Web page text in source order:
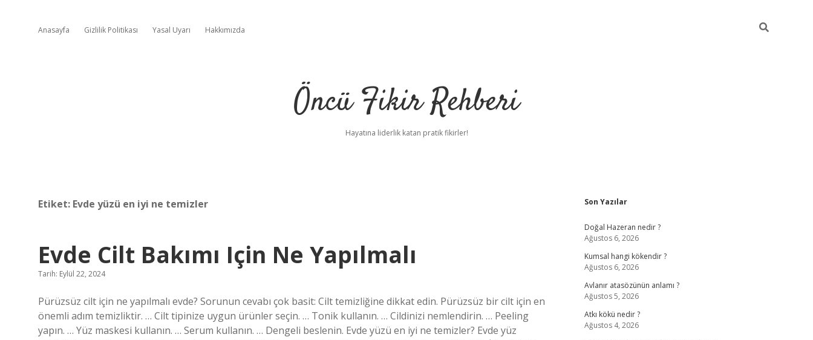
Anasayfa Gizlilik Politikası Yasal Uyarı Hakkımızda
Öncü Fikir Rehberi
Hayatına liderlik katan pratik fikirler!
Etiket: Evde yüzü en iyi ne temizler
Evde Cilt Bakımı Için Ne Yapılmalı
Tarih: Eylül 22, 2024
Pürüzsüz cilt için ne yapılmalı evde? Sorunun cevabı çok basit: Cilt temizliğine dikkat edin. Pürüzsüz bir cilt için en
önemli adım temizliktir. … Cilt tipinize uygun ürünler seçin. … Tonik kullanın. … Cildinizi nemlendirin. … Peeling
yapın. … Yüz maskesi kullanın. … Serum kullanın. … Dengeli beslenin. Evde yüzü en iyi ne temizler? Evde yüz
Sidebar
Son Yazılar
Doğal Hazeran nedir ?
Ağustos 6, 2026
Kumsal hangi kökendir ?
Ağustos 6, 2026
Avlanır atasözünün anlamı ?
Ağustos 5, 2026
Atkı kökü nedir ?
Ağustos 4, 2026
ilbet giriş